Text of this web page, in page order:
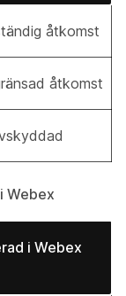
åtkomst
åtkomst
Webex
i Webex